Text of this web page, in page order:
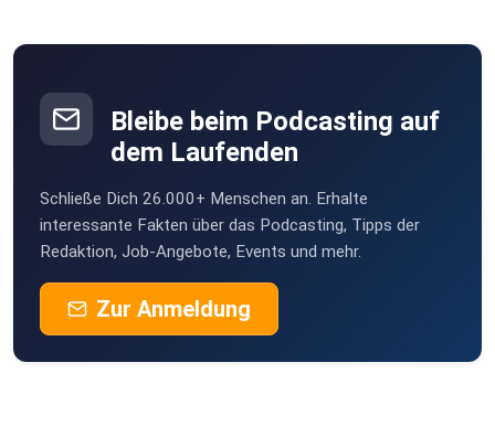
Bleibe beim Podcasting auf
dem Laufenden
Schließe Dich 26.000+ Menschen an. Erhalte
interessante Fakten über das Podcasting, Tipps der
Redaktion, Job-Angebote, Events und mehr.
Zur Anmeldung